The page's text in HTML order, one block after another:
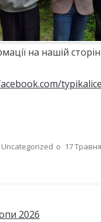
на нашій
Uncategorized о 17
запису
2026